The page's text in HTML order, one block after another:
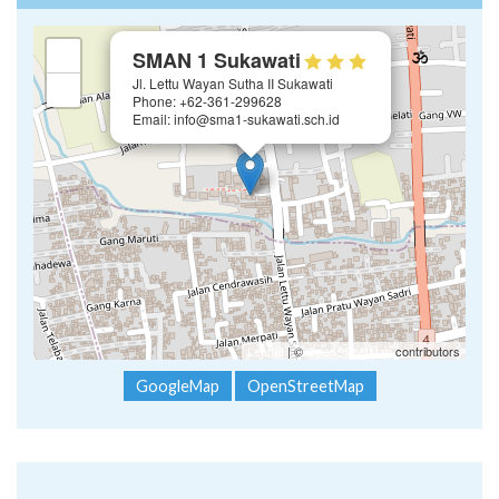
SMAN 1 Sukawati
Jl. Lettu Wayan Sutha II Sukawati
Phone: +62-361-299628
Email: info@sma1-sukawati.sch.id
Leaflet | ©OpenStreetMap contributors
GoogleMap OpenStreetMap